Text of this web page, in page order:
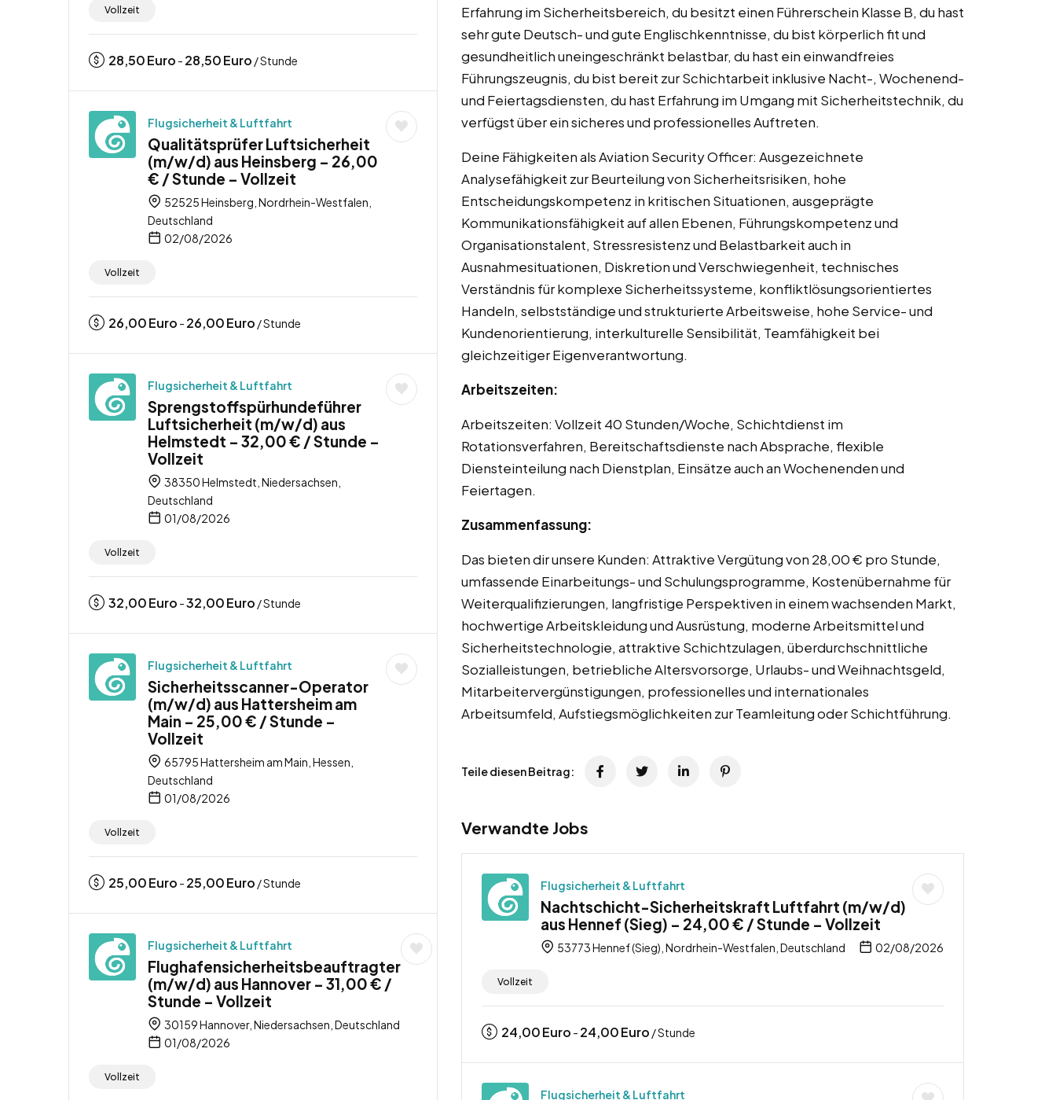
Vollzeit
28,50Euro - 28,50Euro / Stunde
Flugsicherheit & Luftfahrt
Qualitätsprüfer Luftsicherheit
(m/w/d) aus Heinsberg – 26,00
€ / Stunde – Vollzeit
52525 Heinsberg, Nordrhein-Westfalen,
Deutschland
02/08/2026
Vollzeit
26,00Euro - 26,00Euro / Stunde
Flugsicherheit & Luftfahrt
Sprengstoffspürhundeführer
Luftsicherheit (m/w/d) aus
Helmstedt – 32,00 € / Stunde –
Vollzeit
38350 Helmstedt, Niedersachsen,
Deutschland
01/08/2026
Vollzeit
32,00Euro -32,00Euro / Stunde
Flugsicherheit & Luftfahrt
Sicherheitsscanner-Operator
(m/w/d) aus Hattersheim am
Main – 25,00 € / Stunde –
Vollzeit
65795 Hattersheim am Main, Hessen,
Deutschland
01/08/2026
Vollzeit
25,00Euro - 25,00Euro / Stunde
Flugsicherheit & Luftfahrt
Flughafensicherheitsbeauftragter
(m/w/d) aus Hannover – 31,00 € /
Stunde – Vollzeit
30159 Hannover, Niedersachsen, Deutschland
01/08/2026
Vollzeit
Erfahrung im Sicherheitsbereich, du besitzt einen Führerschein Klasse B, du hast
sehr gute Deutsch- und gute Englischkenntnisse, du bist körperlich fit und
gesundheitlich uneingeschränkt belastbar, du hast ein einwandfreies
Führungszeugnis, du bist bereit zur Schichtarbeit inklusive Nacht-, Wochenend-
und Feiertagsdiensten, du hast Erfahrung im Umgang mit Sicherheitstechnik, du
verfügst über ein sicheres und professionelles Auftreten.
Deine Fähigkeiten als Aviation Security Officer: Ausgezeichnete
Analysefähigkeit zur Beurteilung von Sicherheitsrisiken, hohe
Entscheidungskompetenz in kritischen Situationen, ausgeprägte
Kommunikationsfähigkeit auf allen Ebenen, Führungskompetenz und
Organisationstalent, Stressresistenz und Belastbarkeit auch in
Ausnahmesituationen, Diskretion und Verschwiegenheit, technisches
Verständnis für komplexe Sicherheitssysteme, konfliktlösungsorientiertes
Handeln, selbstständige und strukturierte Arbeitsweise, hohe Service- und
Kundenorientierung, interkulturelle Sensibilität, Teamfähigkeit bei
gleichzeitiger Eigenverantwortung.
Arbeitszeiten:
Arbeitszeiten: Vollzeit 40 Stunden/Woche, Schichtdienst im
Rotationsverfahren, Bereitschaftsdienste nach Absprache, flexible
Diensteinteilung nach Dienstplan, Einsätze auch an Wochenenden und
Feiertagen.
Zusammenfassung:
Das bieten dir unsere Kunden: Attraktive Vergütung von 28,00 € pro Stunde,
umfassende Einarbeitungs- und Schulungsprogramme, Kostenübernahme für
Weiterqualifizierungen, langfristige Perspektiven in einem wachsenden Markt,
hochwertige Arbeitskleidung und Ausrüstung, moderne Arbeitsmittel und
Sicherheitstechnologie, attraktive Schichtzulagen, überdurchschnittliche
Sozialleistungen, betriebliche Altersvorsorge, Urlaubs- und Weihnachtsgeld,
Mitarbeitervergünstigungen, professionelles und internationales
Arbeitsumfeld, Aufstiegsmöglichkeiten zur Teamleitung oder Schichtführung.
Teile diesen Beitrag:
Verwandte Jobs
Flugsicherheit & Luftfahrt
Nachtschicht-Sicherheitskraft Luftfahrt (m/w/d)
aus Hennef (Sieg) – 24,00 € / Stunde – Vollzeit
53773 Hennef (Sieg), Nordrhein-Westfalen, Deutschland 02/08/2026
Vollzeit
24,00Euro - 24,00Euro / Stunde
Flugsicherheit & Luftfahrt